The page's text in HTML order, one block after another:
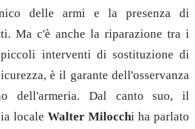
delle armi e la presenza di
Ma c'è anche la riparazione tra i
interventi di sostituzione di
è il garante dell'osservanza
dell'armeria. Dal canto suo, il
locale Walter Milocchi ha parlato